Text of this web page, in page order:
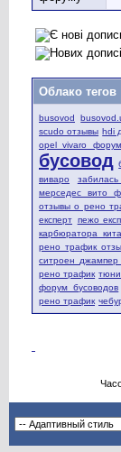
Облако тегов
busovod
scudo отзывы hdi
opel vivaro форум
бусовод
виваро
мерседес вито
отзывы о рено
експерт пежо
карбюратора
рено трафик
ситроен
рено трафик
форум бусоводов
рено трафик